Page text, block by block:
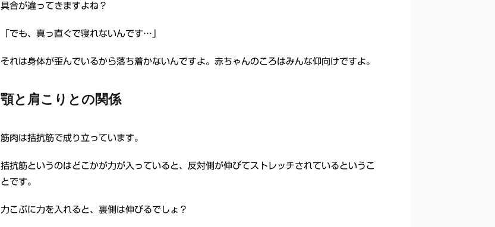
具合が違ってきますよね？
「でも、真っ直ぐで寝れないんです…」
それは身体が歪んでいるから落ち着かないんですよ。赤ちゃんのころはみんな仰向けですよ。
顎と肩こりとの関係
筋肉は拮抗筋で成り立っています。
拮抗筋というのはどこかが力が入っていると、反対側が伸びてストレッチされているというこ
とです。
力こぶに力を入れると、裏側は伸びるでしょ？